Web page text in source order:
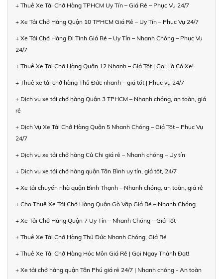
+ Thuê Xe Tải Chở Hàng TPHCM Uy Tín – Giá Rẻ – Phục Vụ 24/7
+ Xe Tải Chở Hàng Quận 10 TPHCM Giá Rẻ – Uy Tín – Phục Vụ 24/7
+ Xe Tải Chở Hàng Đi Tỉnh Giá Rẻ – Uy Tín – Nhanh Chóng – Phục Vụ
24/7
+ Thuê Xe Tải Chở Hàng Quận 12 Nhanh – Giá Tốt | Gọi Là Có Xe!
+ Thuê xe tải chở hàng Thủ Đức nhanh – giá tốt | Phục vụ 24/7
+ Dịch vụ xe tải chở hàng Quận 3 TPHCM – Nhanh chóng, an toàn, giá
rẻ
+ Dịch Vụ Xe Tải Chở Hàng Quận 5 Nhanh Chóng – Giá Tốt – Phục Vụ
24/7
+ Dịch vụ xe tải chở hàng Củ Chi giá rẻ – Nhanh chóng – Uy tín
+ Dịch vụ xe tải chở hàng quận Tân Bình uy tín, giá tốt, 24/7
+ Xe tải chuyển nhà quận Bình Thạnh – Nhanh chóng, an toàn, giá rẻ
+ Cho Thuê Xe Tải Chở Hàng Quận Gò Vấp Giá Rẻ – Nhanh Chóng
+ Xe Tải Chở Hàng Quận 7 Uy Tín – Nhanh Chóng – Giá Tốt
+ Thuê Xe Tải Chở Hàng Thủ Đức Nhanh Chóng, Giá Rẻ
+ Thuê Xe Tải Chở Hàng Hóc Môn Giá Rẻ | Gọi Ngay Thành Đạt!
+ Xe tải chở hàng quận Tân Phú giá rẻ 24/7 | Nhanh chóng - An toàn